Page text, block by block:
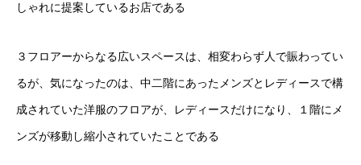
しゃれに提案しているお店である
３フロアーからなる広いスペースは、相変わらず人で賑わってい
るが、気になったのは、中二階にあったメンズとレディースで構
成されていた洋服のフロアが、レディースだけになり、１階にメ
ンズが移動し縮小されていたことである